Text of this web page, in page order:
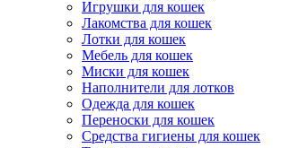
Игрушки для кошек
Лакомства для кошек
Лотки для кошек
Мебель для кошек
Миски для кошек
Наполнители для лотков
Одежда для кошек
Переноски для кошек
Средства гигиены для кошек